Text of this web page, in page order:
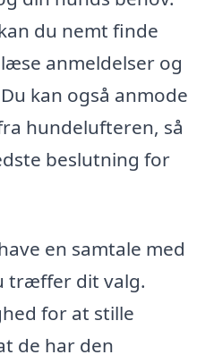
du nemt finde
anmeldelser og
kan også anmode
hundelufteren, så
beslutning for
en samtale med
træffer dit valg.
for at stille
de har den